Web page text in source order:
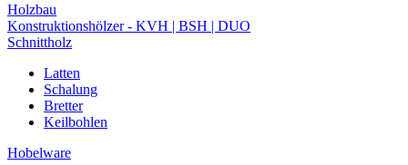
Holzbau
Konstruktionshölzer - KVH | BSH | DUO
Schnittholz
Latten
Schalung
Bretter
Keilbohlen
Hobelware